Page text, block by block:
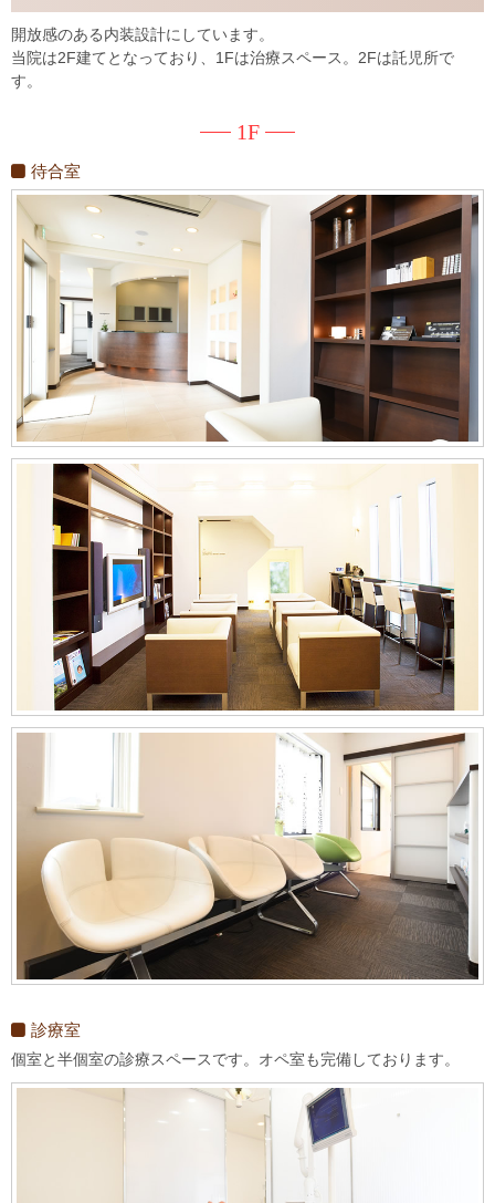
開放感のある内装設計にしています。
当院は2F建てとなっており、1Fは治療スペース。2Fは託児所で
す。
1F
待合室
診療室
個室と半個室の診療スペースです。オペ室も完備しております。